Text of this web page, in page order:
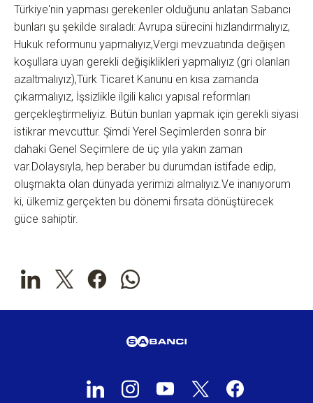
Türkiye'nin yapması gerekenler olduğunu anlatan Sabancı
bunları şu şekilde sıraladı: Avrupa sürecini hızlandırmalıyız,
Hukuk reformunu yapmalıyız,Vergi mevzuatında değişen
koşullara uyan gerekli değişiklikleri yapmalıyız (gri olanları
azaltmalıyız),Türk Ticaret Kanunu en kısa zamanda
çıkarmalıyız, İşsizlikle ilgili kalıcı yapısal reformları
gerçekleştirmeliyiz. Bütün bunları yapmak için gerekli siyasi
istikrar mevcuttur. Şimdi Yerel Seçimlerden sonra bir
dahaki Genel Seçimlere de üç yıla yakın zaman
var.Dolaysıyla, hep beraber bu durumdan istifade edip,
oluşmakta olan dünyada yerimizi almalıyız.Ve inanıyorum
ki, ülkemiz gerçekten bu dönemi fırsata dönüştürecek
güce sahiptir.